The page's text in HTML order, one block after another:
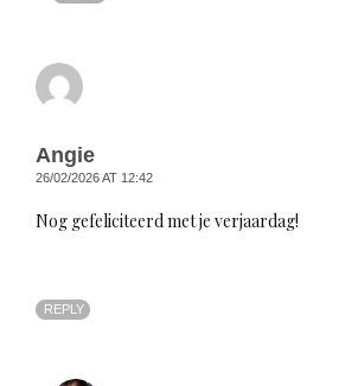
Angie
26/02/2026 AT 12:42
Nog gefeliciteerd met je verjaardag!
REPLY